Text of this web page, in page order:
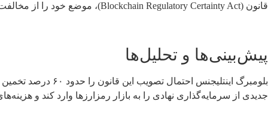
قانون (Blockchain Regulatory Certainty Act)، موضع خود را از مخالفت به بی‌طرفی تغییر داده است .
پیش‌بینی‌ها و تحلیل‌ها
جدیدی از سرمایه‌گذاری نهادی را به بازار رمزارزها وارد کند و